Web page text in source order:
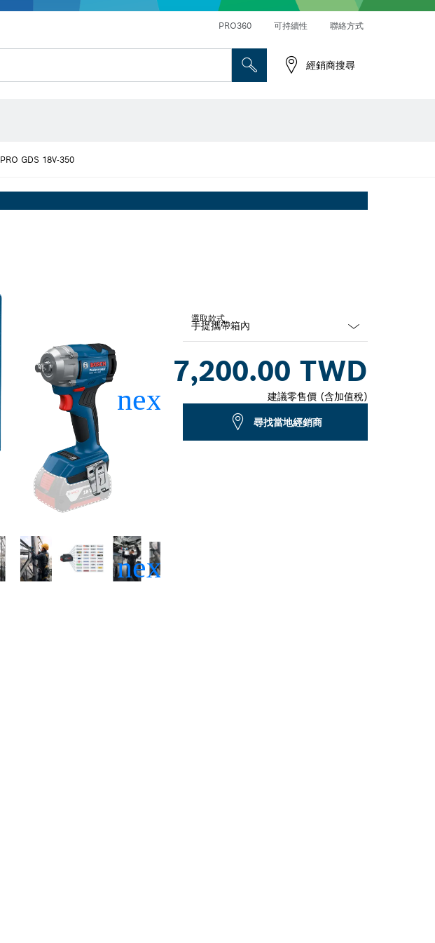
PRO360 可持續性 聯絡方式
經銷商搜尋
PRO GDS 18V-350
選取款式
closed
7,200.00 TWD
建議零售價 (含加值稅)
尋找當地經銷商